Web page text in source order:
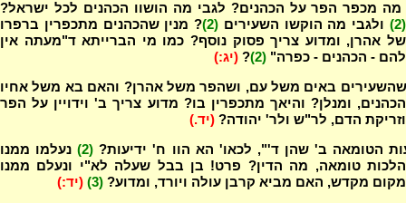
מה מכפר הפר על הכהנים? לגבי מה הושוו הכהנים לכל ישראל?
(2)
ולגבי מה הוקשו השעירים (2)
? מנין שהכהנים מתכפרין ברפרו
של אהרן, ומדוע צריך פסוק נוסף? כמו מי הברייתא ד"מעתה אין
להם - הכהנים - כפרה" (2)
? (יג:)
שהשעירים באים משל עם, ושהפר משל אהרן? והאם בא משל אחיו
הכהנים, ומנלן? והיאך מתכפרין בו? מדוע צריך ב' וידויין על הפר
וזריקת הדם, לר"ש ולר' יהודה? (יד.)
הטומאה ב' שהן ד'", לכאו' הא הוו ח' ידיעות? (2)
נעלמו ממנו
הלכות טומאה, מה הדין? פרט! בן בבל שעלה לא"י ונעלם ממנו
מקום מקדש, האם מביא קרבן עולה ויורד, ומדוע? (3) (יד:)